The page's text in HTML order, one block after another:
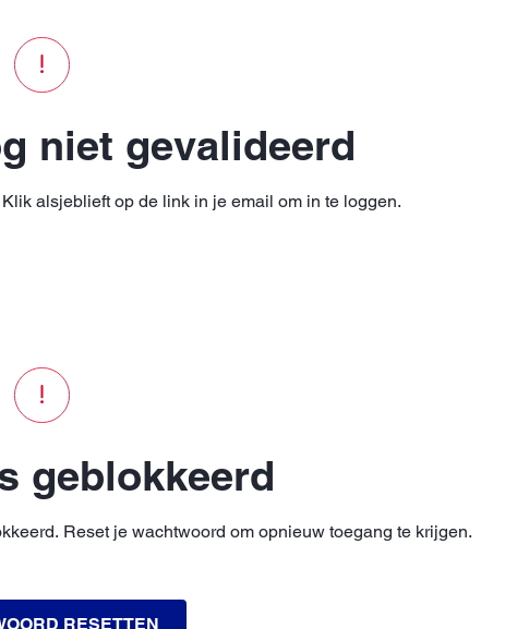
niet gevalideerd
alsjeblieft op de link in je email om in te loggen.
geblokkeerd
Reset je wachtwoord om opnieuw toegang te krijgen.
RESETTEN